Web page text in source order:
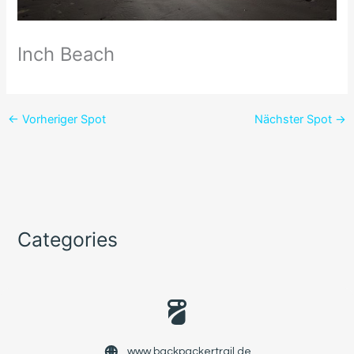
Inch Beach
← Vorheriger Spot Nächster Spot →
Categories
www.backpackertrail.de